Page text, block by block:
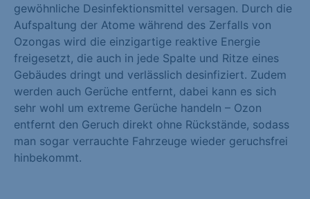
gewöhnliche Desinfektionsmittel versagen. Durch die
Aufspaltung der Atome während des Zerfalls von
Ozongas wird die einzigartige reaktive Energie
freigesetzt, die auch in jede Spalte und Ritze eines
Gebäudes dringt und verlässlich desinfiziert. Zudem
werden auch Gerüche entfernt, dabei kann es sich
sehr wohl um extreme Gerüche handeln – Ozon
entfernt den Geruch direkt ohne Rückstände, sodass
man sogar verrauchte Fahrzeuge wieder geruchsfrei
hinbekommt.
Cookie-Informationen anzeigen
Externe Medien (1)
Inhalte von Videoplattformen und Social-Media-Plattformen
werden standardmäßig blockiert. Wenn Cookies von externen
Medien akzeptiert werden, bedarf der Zugriff auf diese Inhalte
Cookie-Informationen anzeigen